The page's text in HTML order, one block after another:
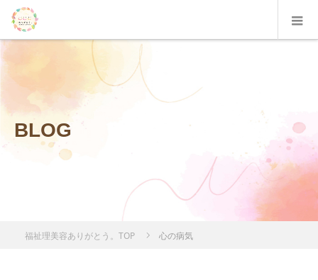
BLOG
福祉理美容ありがとう。TOP 心の病気